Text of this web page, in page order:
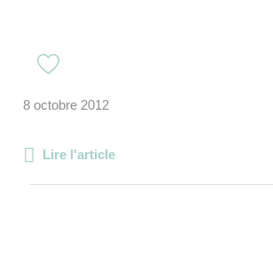
8 octobre 2012
Lire l'article